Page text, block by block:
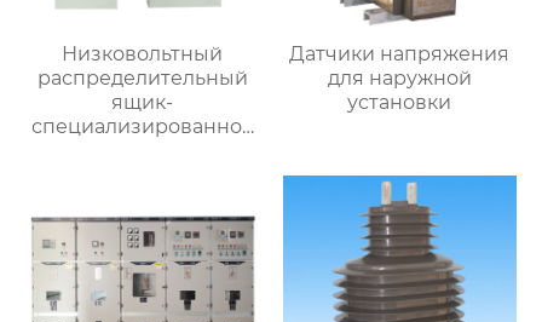
Низковольтный
распределительный
ящик-
специализированное
Датчики напряжения
для наружной
установки